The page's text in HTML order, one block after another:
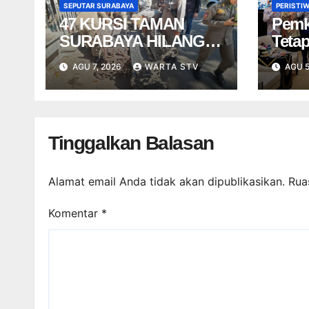
SEPUTAR SURABAYA
47 KURSI TAMAN
SURABAYA HILANG
DICURI SEJAK 2016
AGU 7, 2026 WARTA STV
Baru
AGU
Tinggalkan Balasan
Alamat email Anda tidak akan dipublikasikan.
Komentar *